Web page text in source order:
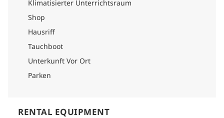
Klimatisierter Unterrichtsraum
Shop
Hausriff
Tauchboot
Unterkunft Vor Ort
Parken
RENTAL EQUIPMENT